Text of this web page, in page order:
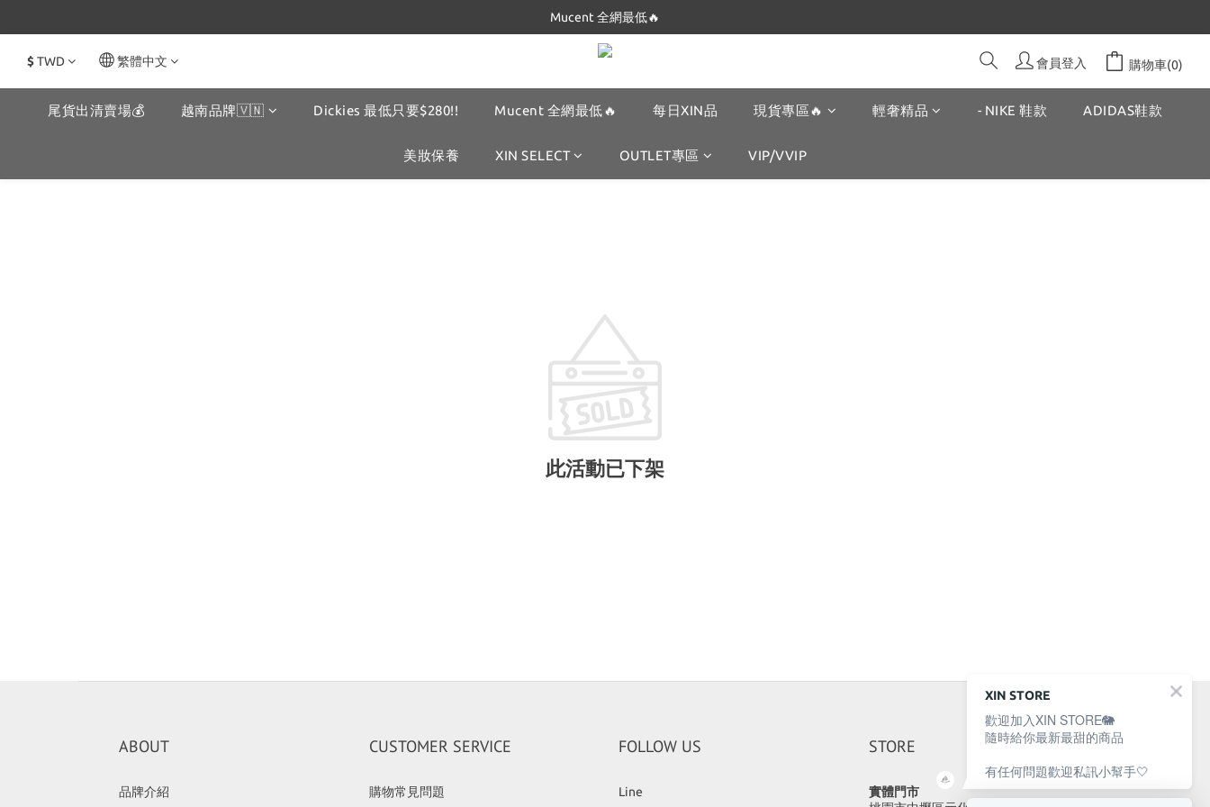
Dickies 最低$280起🔥
Mucent 全網最低🔥
Dickies 最低$280起🔥
$TWD 繁體中文 會員登入 購物車(0)
尾貨出清賣場💰 越南品牌🇻🇳 Dickies 最低只要$280!! Mucent 全網最低🔥 每日XIN品 現貨專區🔥 輕奢精品 - NIKE 鞋款 ADIDAS鞋款
美妝保養 XIN SELECT OUTLET專區 VIP/VVIP
此活動已下架
ABOUT
品牌介紹
CUSTOMER SERVICE
購物常見問題
FOLLOW US
Line
STORE
實體門市
XIN STORE
歡迎加入XIN STORE🐘
隨時給你最新最甜的商品
有任何問題歡迎私訊小幫手🤍